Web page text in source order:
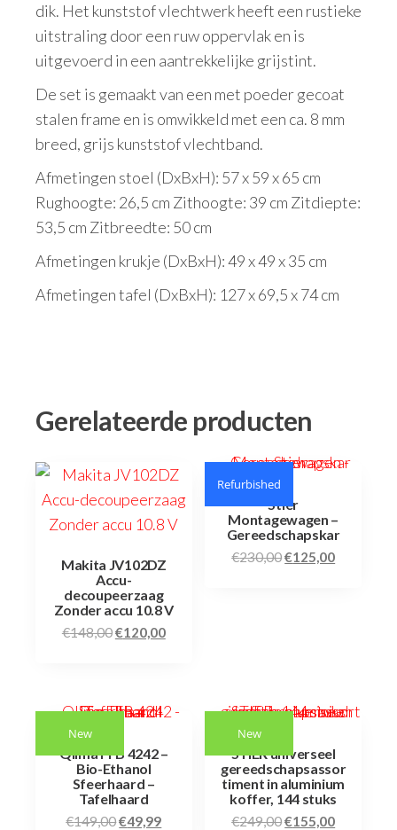
dik. Het kunststof vlechtwerk heeft een rustieke
uitstraling door een ruw oppervlak en is
uitgevoerd in een aantrekkelijke grijstint.
De set is gemaakt van een met poeder gecoat
stalen frame en is omwikkeld met een ca. 8 mm
breed, grijs kunststof vlechtband.
Afmetingen stoel (DxBxH): 57 x 59 x 65 cm
Rughoogte: 26,5 cm Zithoogte: 39 cm Zitdiepte:
53,5 cm Zitbreedte: 50 cm
Afmetingen krukje (DxBxH): 49 x 49 x 35 cm
Afmetingen tafel (DxBxH): 127 x 69,5 x 74 cm
Gerelateerde producten
Makita JV102DZ
Accu-
decoupeerzaag
Zonder accu 10.8 V
€148,00€120,00
Refurbished
Stier
Montagewagen –
Gereedschapskar
€230,00€125,00
New
Qlima FFB 4242 –
Bio-Ethanol
Sfeerhaard –
Tafelhaard
€149,00€49,99
New
STIER universeel
gereedschapsassor
timent in aluminium
koffer, 144 stuks
€249,00€155,00